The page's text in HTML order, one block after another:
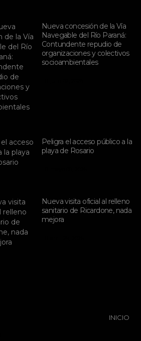
Nueva concesión de la Vía
Navegable del Río Paraná:
Contundente repudio de
organizaciones y colectivos
socioambientales
Peligra el acceso público a la
playa de Rosario
Nueva visita oficial al relleno
sanitario de Ricardone, nada
mejora
INICIO